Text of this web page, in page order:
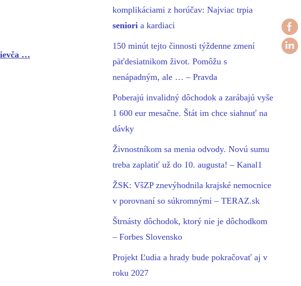
…
komplikáciami z horúčav: Najviac trpia
seniori a kardiaci
150 minút tejto činnosti týždenne zmení
päťdesiatnikom život. Pomôžu s
nenápadným, ale … – Pravda
Poberajú invalidný dôchodok a zarábajú vyše
1 600 eur mesačne. Štát im chce siahnuť na
dávky
Živnostníkom sa menia odvody. Novú sumu
treba zaplatiť už do 10. augusta! – Kanal1
ŽSK: VšZP znevýhodnila krajské nemocnice
v porovnaní so súkromnými – TERAZ.sk
Štrnásty dôchodok, ktorý nie je dôchodkom
– Forbes Slovensko
Projekt Ľudia a hrady bude pokračovať aj v
roku 2027